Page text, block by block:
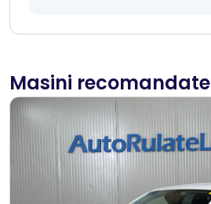
Masini recomandate